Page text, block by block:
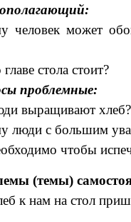
человек может
стола стоит?
проблемные:
выращивают хлеб?
люди с большим
чтобы
(темы)
к нам на стол